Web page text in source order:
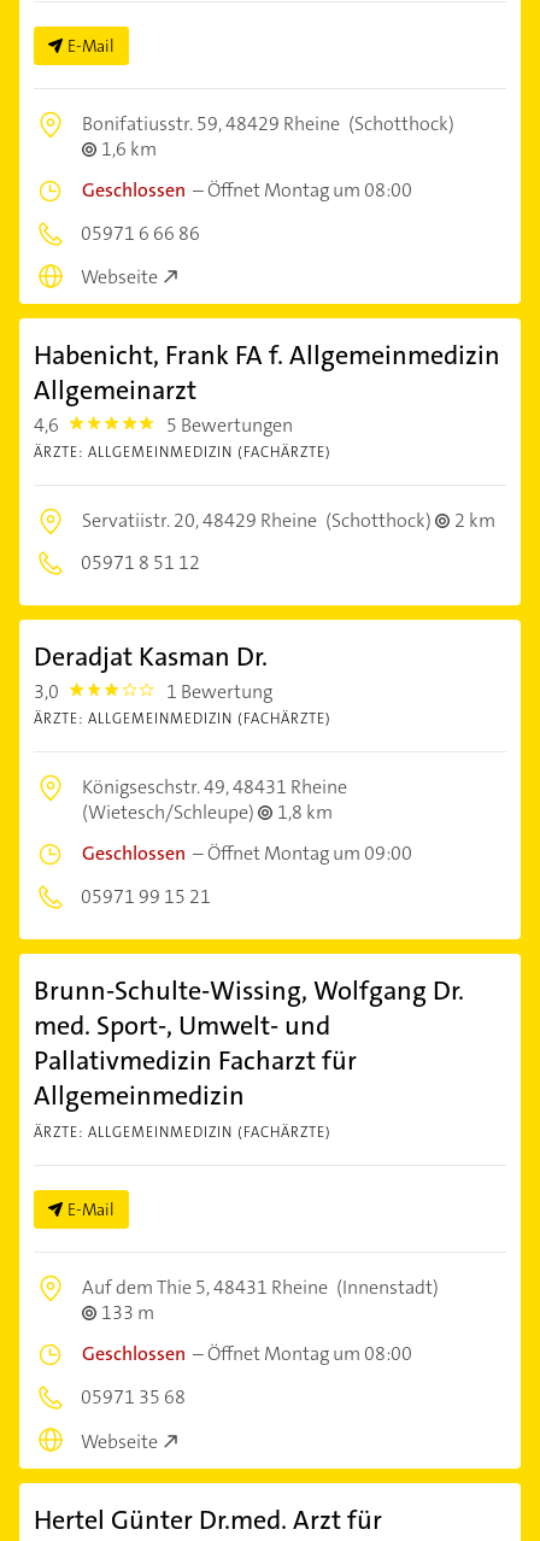
E-Mail
Bonifatiusstr. 59,48429 Rheine (Schotthock)
1,6 km
Geschlossen –Öffnet Montag um 08:00
05971 6 66 86
Webseite
Habenicht, Frank FA f. Allgemeinmedizin
Allgemeinarzt
4,6 4.6 5 Bewertungen
ÄRZTE: ALLGEMEINMEDIZIN (FACHÄRZTE)
Servatiistr. 20,48429 Rheine (Schotthock)
2 km
05971 8 51 12
Deradjat Kasman Dr.
3,0 3.0 1 Bewertung
ÄRZTE: ALLGEMEINMEDIZIN (FACHÄRZTE)
Königseschstr. 49,48431 Rheine
(Wietesch/Schleupe)
1,8 km
Geschlossen –Öffnet Montag um 09:00
05971 99 15 21
Brunn-Schulte-Wissing, Wolfgang Dr.
med. Sport-, Umwelt- und
Pallativmedizin Facharzt für
Allgemeinmedizin
ÄRZTE: ALLGEMEINMEDIZIN (FACHÄRZTE)
E-Mail
Auf dem Thie 5,48431 Rheine (Innenstadt)
133 m
Geschlossen –Öffnet Montag um 08:00
05971 35 68
Webseite
Hertel Günter Dr.med. Arzt für